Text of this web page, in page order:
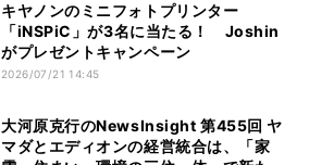
キヤノンのミニフォトプリンター
「iNSPiC」が3名に当たる！ Joshin
がプレゼントキャンペーン
2026/07/21 14:45
大河原克行のNewsInsight 第455回 ヤ
マダとエディオンの経営統合は、「家